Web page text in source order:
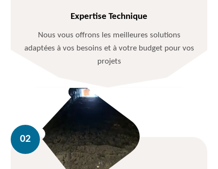
Expertise Technique
Nous vous offrons les meilleures solutions
adaptées à vos besoins et à votre budget pour vos
projets